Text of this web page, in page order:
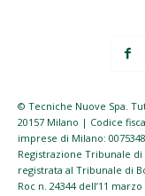
© Tecniche Nuove Spa.
20157 Milano | Codice
imprese di Milano:
Registrazione Tribunale
registrata al Tribunale di
Roc n. 24344 dell’11 marzo